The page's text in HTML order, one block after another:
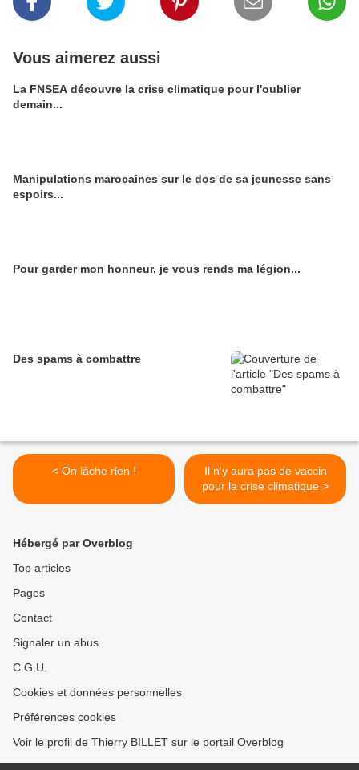
Vous aimerez aussi
La FNSEA découvre la crise climatique pour l'oublier
demain...
Manipulations marocaines sur le dos de sa jeunesse sans
espoirs...
Pour garder mon honneur, je vous rends ma légion...
Des spams à combattre
< On lâche rien !
Il n'y aura pas de vaccin
pour la crise climatique >
Hébergé par Overblog
Top articles
Pages
Contact
Signaler un abus
C.G.U.
Cookies et données personnelles
Préférences cookies
Voir le profil de Thierry BILLET sur le portail Overblog